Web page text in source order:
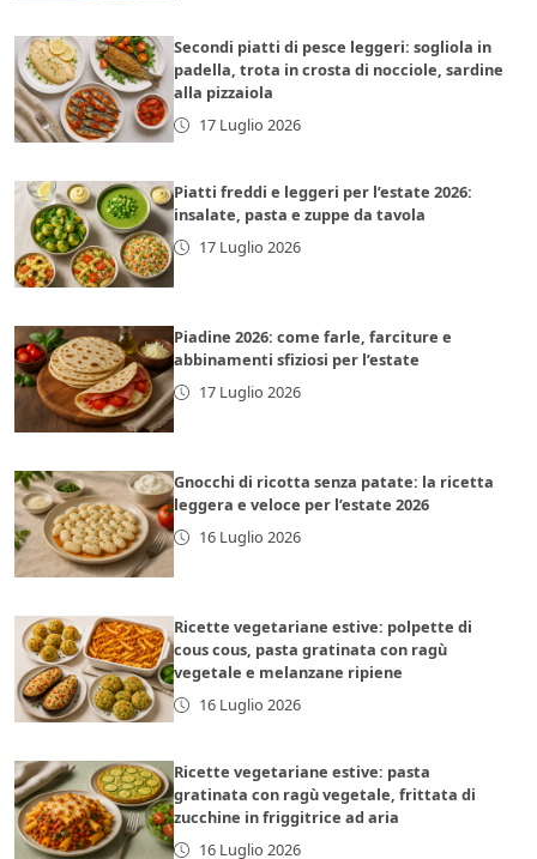
Secondi piatti di pesce leggeri: sogliola in
padella, trota in crosta di nocciole, sardine
alla pizzaiola
17 Luglio 2026
Piatti freddi e leggeri per l’estate 2026:
insalate, pasta e zuppe da tavola
17 Luglio 2026
Piadine 2026: come farle, farciture e
abbinamenti sfiziosi per l’estate
17 Luglio 2026
Gnocchi di ricotta senza patate: la ricetta
leggera e veloce per l’estate 2026
16 Luglio 2026
Ricette vegetariane estive: polpette di
cous cous, pasta gratinata con ragù
vegetale e melanzane ripiene
16 Luglio 2026
Ricette vegetariane estive: pasta
gratinata con ragù vegetale, frittata di
zucchine in friggitrice ad aria
16 Luglio 2026